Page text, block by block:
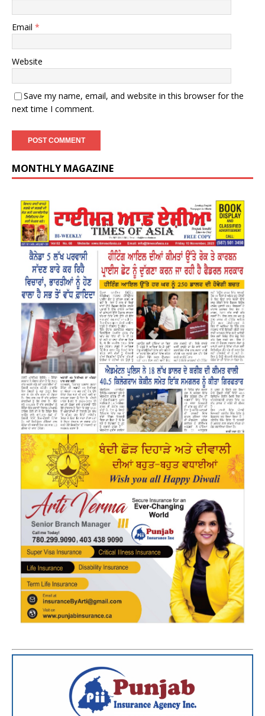
Email *
Website
Save my name, email, and website in this browser for the
next time I comment.
MONTHLY MAGAZINE